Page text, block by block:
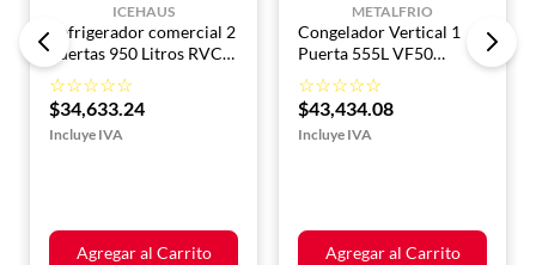
ICEHAUS
Refrigerador comercial 2
puertas 950 Litros RVC-
2PC-950 Icehaus
☆☆☆☆☆
$34,633.24
Agregar al Carrito
METALFRIO
Congelador Vertical 1
Puerta 555L VF50
METALFRIO
☆☆☆☆☆
$43,434.08
Agregar al Carrito